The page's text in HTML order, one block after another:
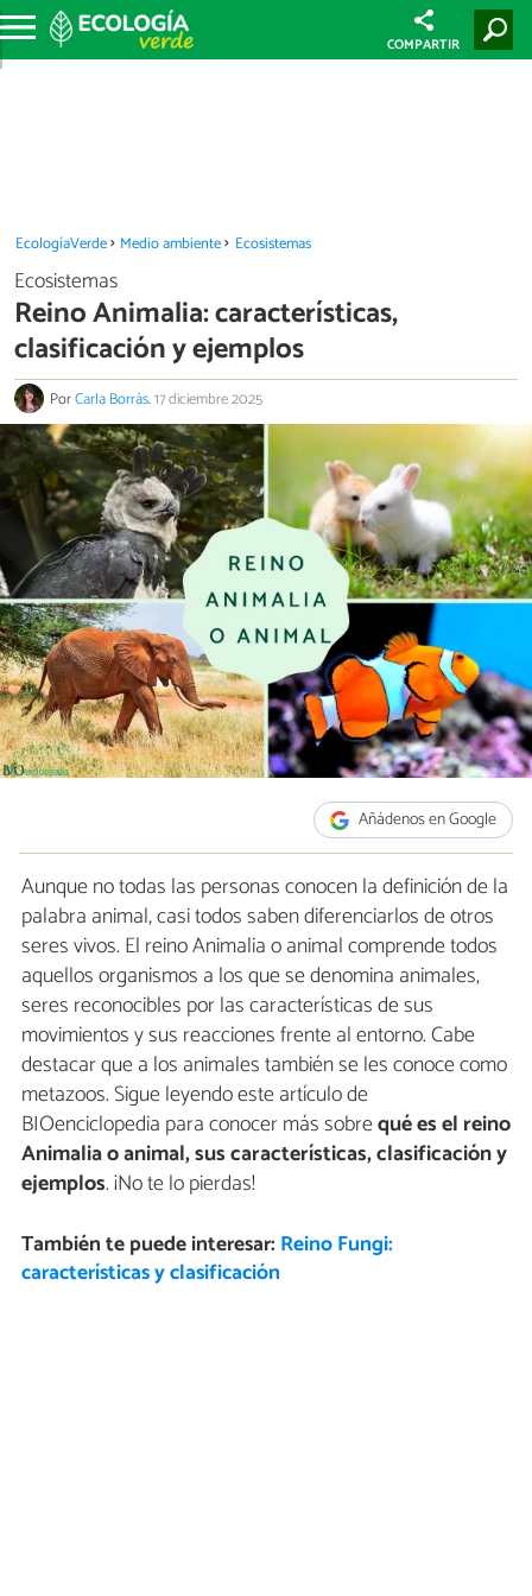
COMPARTIR
EcologíaVerde Medio ambiente Ecosistemas
Ecosistemas
Reino Animalia: características,
clasificación y ejemplos
PorCarla Borràs.17 diciembre 2025
Añádenos en Google
Aunque no todas las personas conocen la definición de la
palabra animal, casi todos saben diferenciarlos de otros
seres vivos. El reino Animalia o animal comprende todos
aquellos organismos a los que se denomina animales,
seres reconocibles por las características de sus
movimientos y sus reacciones frente al entorno. Cabe
destacar que a los animales también se les conoce como
metazoos. Sigue leyendo este artículo de
BIOenciclopedia para conocer más sobrequé es el reino
Animalia o animal, sus características, clasificación y
ejemplos. ¡No te lo pierdas!
También te puede interesar: Reino Fungi:
características y clasificación